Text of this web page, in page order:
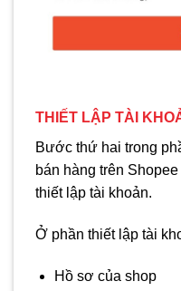
THIẾT LẬP TÀI
Bước thứ hai trong
bán hàng trên
thiết lập tài khoản.
Ở phần thiết lập tài
Hồ sơ của shop